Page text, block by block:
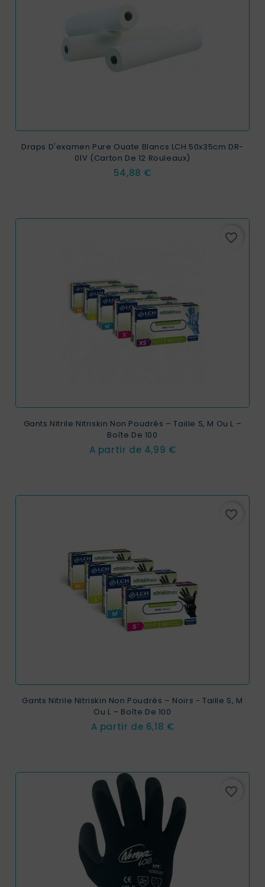
Draps D'examen Pure Ouate Blancs LCH 50x35cm DR-
01V (Carton De 12 Rouleaux)
Prix
54,88 €
favorite_border
Gants Nitrile Nitriskin Non Poudrés – Taille S, M Ou L –
Boîte De 100
A partir de Prix
4,99 €
favorite_border
Gants Nitrile Nitriskin Non Poudrés – Noirs - Taille S, M
Ou L – Boîte De 100
A partir de Prix
6,18 €
favorite_border